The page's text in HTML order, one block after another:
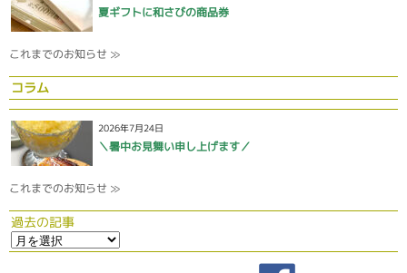
夏ギフトに和さびの商品券
これまでのお知らせ ≫
コラム
2026年7月24日
＼暑中お見舞い申し上げます／
これまでのお知らせ ≫
過去の記事